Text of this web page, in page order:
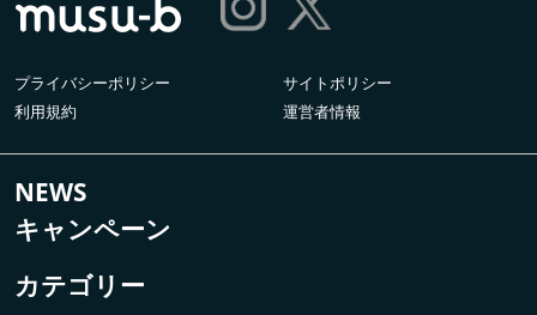
プライバシーポリシー
サイトポリシー
利用規約
運営者情報
NEWS
キャンペーン
カテゴリー